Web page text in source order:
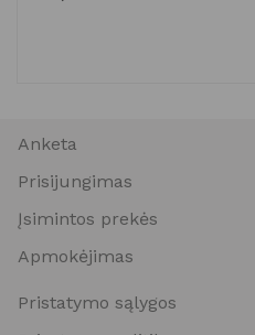
Anketa
Prisijungimas
Įsimintos prekės
Apmokėjimas
Pristatymo sąlygos